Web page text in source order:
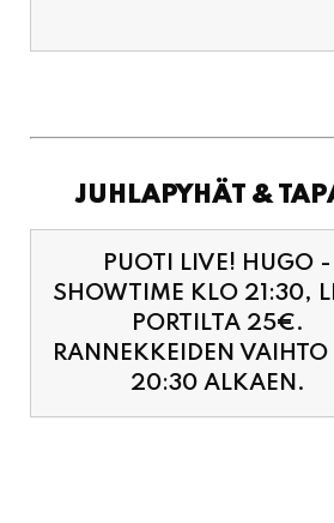
JUHLAPYHÄT &
PUOTI LIVE! HUGO -
SHOWTIME KLO 21:30,
PORTILTA 25€.
RANNEKKEIDEN
20:30 ALKAEN.